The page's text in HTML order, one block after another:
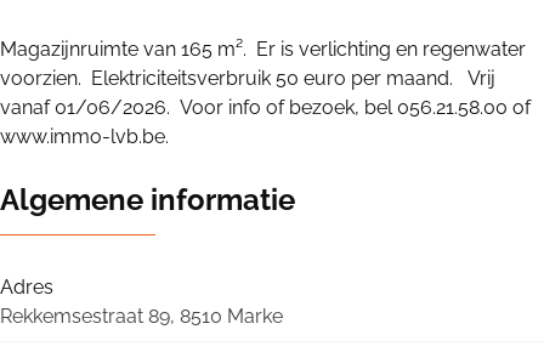
Magazijnruimte van 165 m². Er is verlichting en regenwater
voorzien. Elektriciteitsverbruik 50 euro per maand. Vrij
vanaf 01/06/2026. Voor info of bezoek, bel 056.21.58.00 of
www.immo-lvb.be.
Algemene informatie
Adres
Rekkemsestraat 89, 8510 Marke